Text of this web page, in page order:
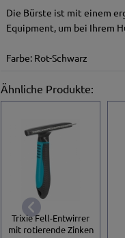
Die Bürste ist mit einem
Equipment, um bei Ihrem
Farbe: Rot-Schwarz
Ähnliche Produkte:
Trixie Fell-Entwirrer
mit rotierende Zinken